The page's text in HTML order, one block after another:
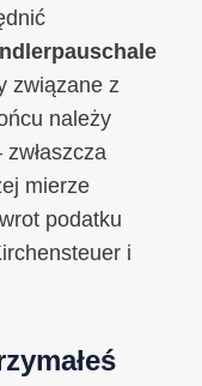
związane z
należy
mierze
podatku
i